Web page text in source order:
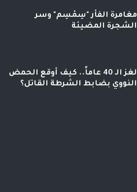
مغامرة الفأر "سِمْسِم" وسر
الشجرة المضيئة
لغز الـ 40 عاماً.. كيف أوقع الحمض
النووي بضابط الشرطة القاتل؟